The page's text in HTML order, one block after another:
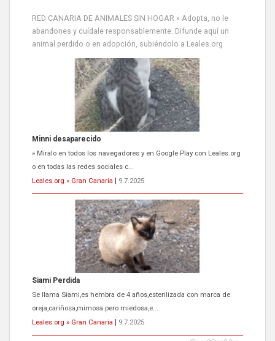
RED CANARIA DE ANIMALES SIN HOGAR » Adopta, no le
abandones y cuídale responsablemente. Difunde aquí un
animal perdido o en adopción, subiéndolo a Leales.org
Minni desaparecido
» Míralo en todos los navegadores y en Google Play con Leales.org
o en todas las redes sociales c...
Leales.org » Gran Canaria | 9.7.2025
Siami Perdida
Se llama Siami,es hembra de 4 años,esterilizada con marca de
oreja,cariñosa,mimosa pero miedosa,e...
Leales.org » Gran Canaria | 9.7.2025